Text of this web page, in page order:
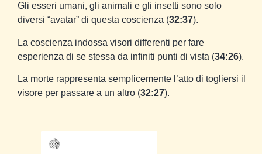
Gli esseri umani, gli animali e gli insetti sono solo
diversi “avatar” di questa coscienza (32:37).
La coscienza indossa visori differenti per fare
esperienza di se stessa da infiniti punti di vista (34:26).
La morte rappresenta semplicemente l’atto di togliersi il
visore per passare a un altro (32:27).